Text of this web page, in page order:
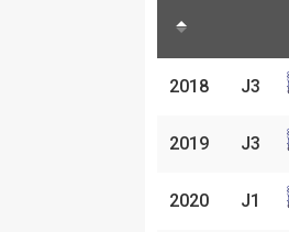
2018
2019
2020
2018 J3
2019 J3
2020 J1